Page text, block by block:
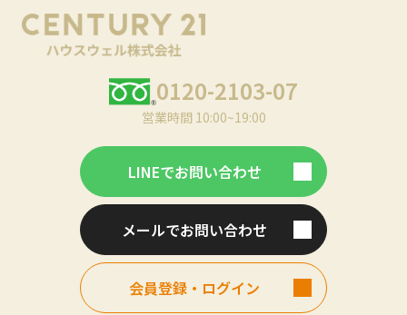
0120-2103-07
営業時間 10:00~19:00
LINEでお問い合わせ
メールでお問い合わせ
会員登録・ログイン